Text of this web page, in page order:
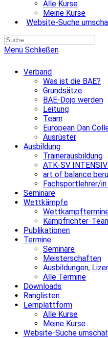
Alle Kurse
Meine Kurse
Website-Suche
Menü Schließen
Verband
Was ist die BAE?
Grundsätze
BAE-Dojo werden
Leitung
Team
European Dan
Ausrüster
Ausbildung
Trainerausbildung
ATK-SV
art of balance
Fachsportlehrer/in
Seminare
Wettkämpfe
Kampfrichter-
Publikationen
Termine
Seminare
Meisterschaften
Ausbildungen,
Alle Termine
Downloads
Ranglisten
Lernplattform
Alle Kurse
Meine Kurse
Website-Suche